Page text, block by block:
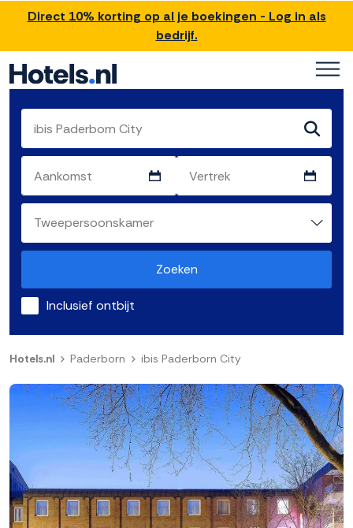
Direct 10% korting op al je boekingen - Log in als
bedrijf.
Zoeken
Inclusief ontbijt
Hotels.nl Paderborn ibis Paderborn City